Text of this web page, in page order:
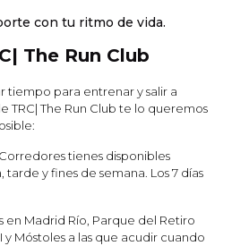
con tu ritmo de vida.
The Run Club
tiempo para entrenar y salir a
TRC| The Run Club te lo queremos
tienes disponibles
tarde y fines de semana. Los 7 días
en Madrid Río, Parque del Retiro
y Móstoles a las que acudir cuando